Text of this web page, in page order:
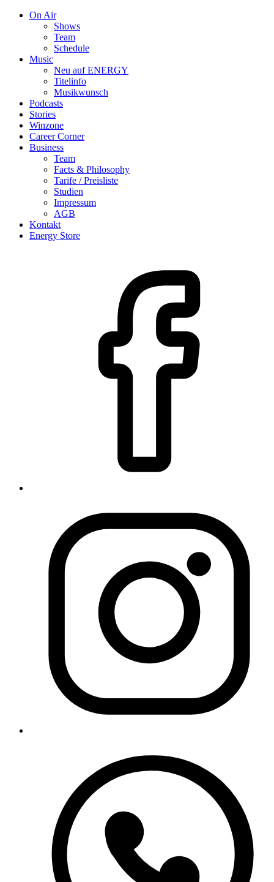
On Air
Shows
Team
Schedule
Music
Neu auf ENERGY
Titelinfo
Musikwunsch
Podcasts
Stories
Winzone
Career Corner
Business
Team
Facts & Philosophy
Tarife / Preisliste
Studien
Impressum
AGB
Kontakt
Energy Store